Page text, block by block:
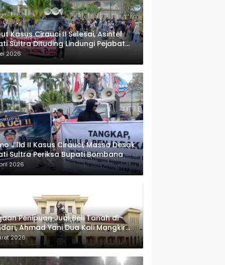
Kasus Cirauci II Selesai, Asintel
Sultra Dituding Lindungi Pejabat
2026
Jilid II Kasus Cirauci, Massa Desak
Sultra Periksa Bupati Bombana
2026
Penipuan Jual Beli Tanah di
Ahmad Yani Dua Kali Mangkir
Panggilan Polda Sultra
2026